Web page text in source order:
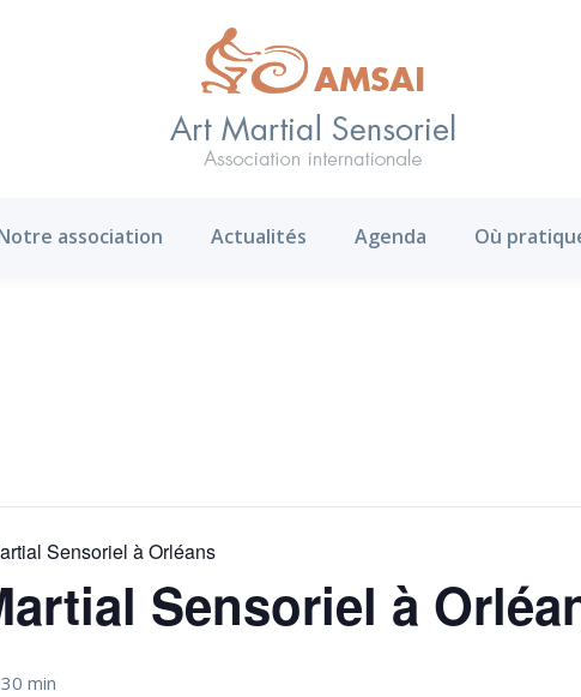
association Actualités Agenda Où
Sensoriel à Orléans
Sensoriel à
min
Notre association